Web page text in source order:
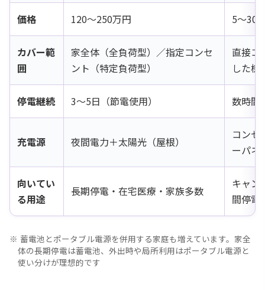
価格 120〜250万円 5〜30
カバー範
囲
家全体（全負荷型）／指定コンセ
ント（特定負荷型）
直接コ
した機
停電継続 3〜5日（節電使用） 数時間
充電源 夜間電力＋太陽光（屋根）
コンセ
ーパネ
向いてい
る用途
長期停電・在宅医療・家族多数
キャン
間停電
蓄電池とポータブル電源を併用する家庭も増えています。家全
体の長期停電は蓄電池、外出時や局所利用はポータブル電源と
使い分けが理想的です